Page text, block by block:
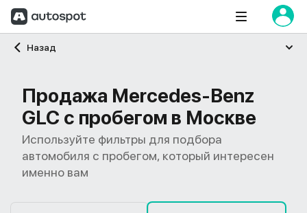
Назад
Главная
Продажа Mercedes-Benz
GLC с пробегом в Москве
Используйте фильтры для подбора
автомобиля с пробегом, который интересен
именно вам